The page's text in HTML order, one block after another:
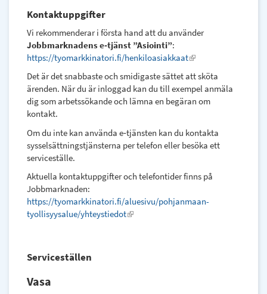
Kontaktuppgifter
Vi rekommenderar i första hand att du använder
Jobbmarknadens e‑tjänst ”Asiointi”:
https://tyomarkkinatori.fi/henkiloasiakkaat(link
external)
Det är det snabbaste och smidigaste sättet att sköta
ärenden. När du är inloggad kan du till exempel anmäla
dig som arbetssökande och lämna en begäran om
kontakt.
Om du inte kan använda e‑tjänsten kan du kontakta
sysselsättningstjänsterna per telefon eller besöka ett
serviceställe.
Aktuella kontaktuppgifter och telefontider finns på
Jobbmarknaden:
https://tyomarkkinatori.fi/aluesivu/pohjanmaan-
tyollisyysalue/yhteystiedot(link
Serviceställen
Vasa